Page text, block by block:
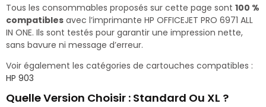
Tous les consommables proposés sur cette page sont 100 %
compatibles avec l’imprimante HP OFFICEJET PRO 6971 ALL
IN ONE. Ils sont testés pour garantir une impression nette,
sans bavure ni message d’erreur.
Voir également les catégories de cartouches compatibles :
HP 903
Quelle Version Choisir : Standard Ou XL ?